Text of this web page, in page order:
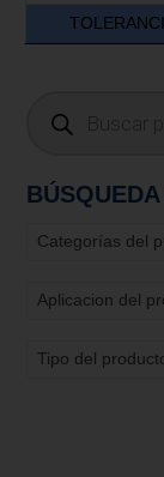
Categorías del
Aplicacion del
Tipo del